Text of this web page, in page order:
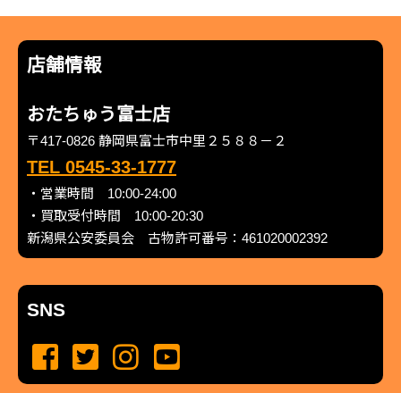
店舗情報
おたちゅう富士店
〒417-0826 静岡県富士市中里２５８８－２
TEL 0545-33-1777
・営業時間 10:00-24:00
・買取受付時間 10:00-20:30
新潟県公安委員会 古物許可番号：461020002392
SNS